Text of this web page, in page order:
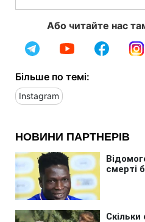
Або читайте нас
Більше по темі:
Instagram